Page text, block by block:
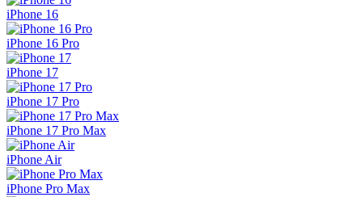
iPhone 16
iPhone 16 Pro
iPhone 17
iPhone 17 Pro
iPhone 17 Pro Max
iPhone Air
iPhone Pro Max